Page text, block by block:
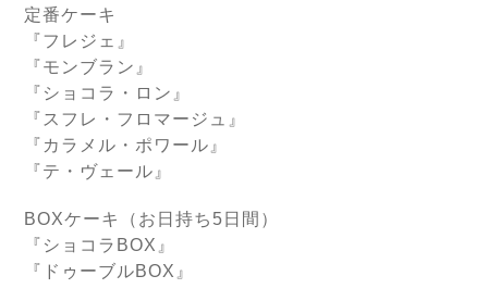
定番ケーキ
『フレジェ』
『モンブラン』
『ショコラ・ロン』
『スフレ・フロマージュ』
『カラメル・ポワール』
『テ・ヴェール』
BOXケーキ（お日持ち5日間）
『ショコラBOX』
『ドゥーブルBOX』